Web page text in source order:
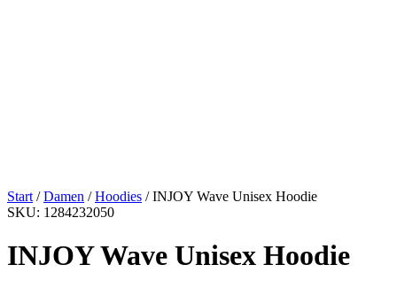
Start /Damen /Hoodies / INJOY Wave Unisex Hoodie
SKU: 1284232050
INJOY Wave Unisex Hoodie